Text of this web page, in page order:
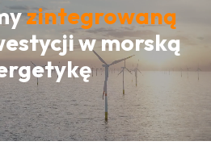
zintegrowaną
w morską